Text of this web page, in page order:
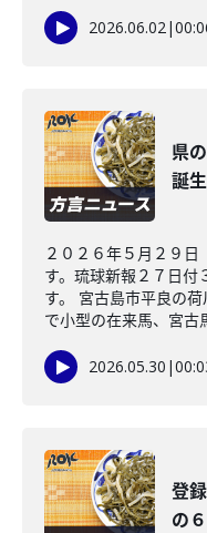
2026.06.02|
県
誕生
２０２６年５月２９
す。琉球新報２７日付
す。 宮古島市平良の
で小型の在来馬、宮古
2026.05.30 |
登
の